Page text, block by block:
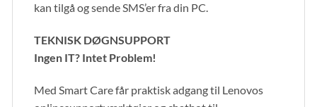
kan tilgå og sende SMS’er fra din PC.
TEKNISK DØGNSUPPORT
Ingen IT? Intet Problem!
Med Smart Care får praktisk adgang til Lenovos